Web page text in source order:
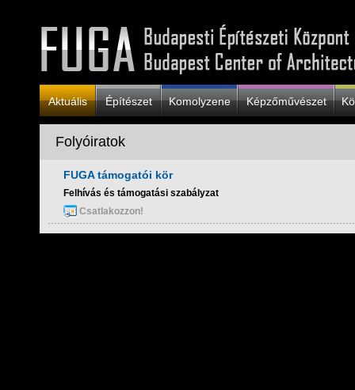
Aktuális Építészet Komolyzene Képzőművészet
Folyóiratok
FUGA támogatói kör
Felhívás és támogatási szabályzat
Csatlakozzon!